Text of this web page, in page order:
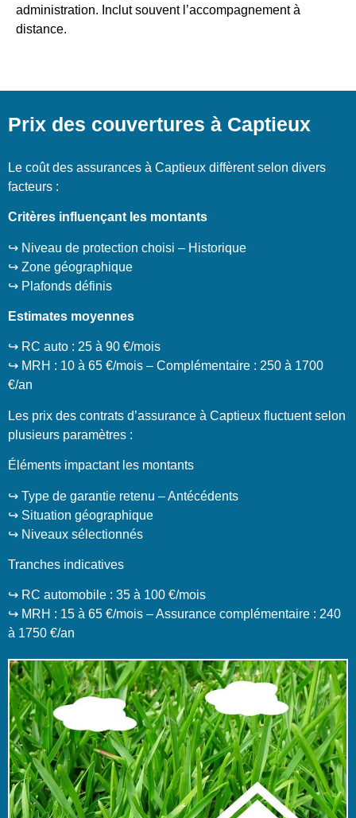
administration. Inclut souvent l’accompagnement à
distance.
Prix des couvertures à Captieux
Le coût des assurances à Captieux diffèrent selon divers
facteurs :
Critères influençant les montants
↪️ Niveau de protection choisi – Historique
↪️ Zone géographique
↪️ Plafonds définis
Estimates moyennes
↪️ RC auto : 25 à 90 €/mois
↪️ MRH : 10 à 65 €/mois – Complémentaire : 250 à 1700
€/an
Les prix des contrats d’assurance à Captieux fluctuent selon
plusieurs paramètres :
Éléments impactant les montants
↪️ Type de garantie retenu – Antécédents
↪️ Situation géographique
↪️ Niveaux sélectionnés
Tranches indicatives
↪️ RC automobile : 35 à 100 €/mois
↪️ MRH : 15 à 65 €/mois – Assurance complémentaire : 240
à 1750 €/an